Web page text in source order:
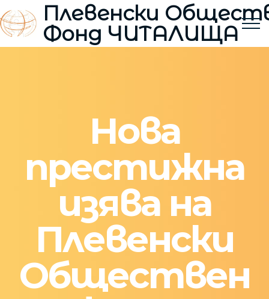
Плевенски
Фонд ЧИТАЛИЩА
Нова
престижна
изява на
Плевенски
Обществен